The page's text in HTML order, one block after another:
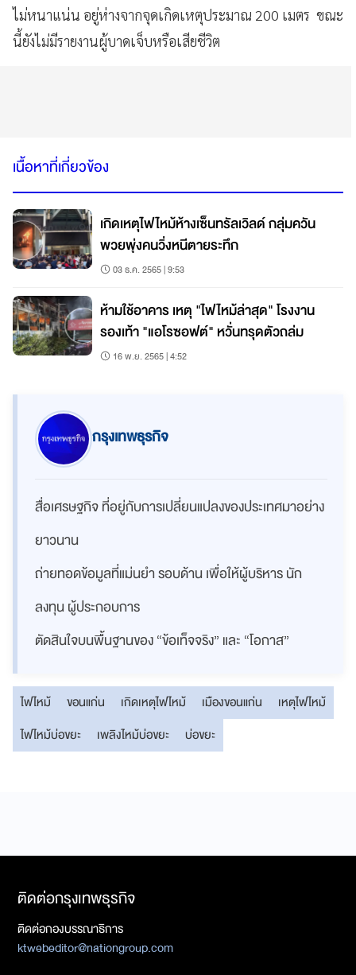
ไม่หนาแน่น อยู่ห่างจากจุดเกิดเหตุประมาณ 200 เมตร ขณะ
นี้ยังไม่มีรายงานผู้บาดเจ็บหรือเสียชีวิต
เนื้อหาที่เกี่ยวข้อง
เกิดเหตุไฟไหม้ห้างเซ็นทรัลเวิลด์ กลุ่มควัน
พวยพุ่งคนวิ่งหนีตายระทึก
03 ธ.ค. 2565 | 9:53
ห้ามใช้อาคาร เหตุ "ไฟไหม้ล่าสุด" โรงงาน
รองเท้า "แอโรซอฟต์" หวั่นทรุดตัวถล่ม
16 พ.ย. 2565 | 4:52
กรุงเทพธุรกิจ
สื่อเศรษฐกิจ ที่อยู่กับการเปลี่ยนแปลงของประเทศมาอย่าง
ยาวนาน
ถ่ายทอดข้อมูลที่แม่นยำ รอบด้าน เพื่อให้ผู้บริหาร นัก
ลงทุน ผู้ประกอบการ
ตัดสินใจบนพื้นฐานของ “ข้อเท็จจริง” และ “โอกาส”
ไฟไหม้ ขอนแก่น เกิดเหตุไฟไหม้ เมืองขอนแก่น
เหตุไฟไหม้
ไฟไหม้บ่อขยะ
เพลิงไหม้บ่อขยะ บ่อขยะ
ติดต่อกรุงเทพธุรกิจ
ติดต่อกองบรรณาธิการ
ktwebeditor@nationgroup.com